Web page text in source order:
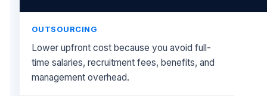
Lower upfront cost because you avoid full-
time salaries, recruitment fees, benefits, and
management overhead.